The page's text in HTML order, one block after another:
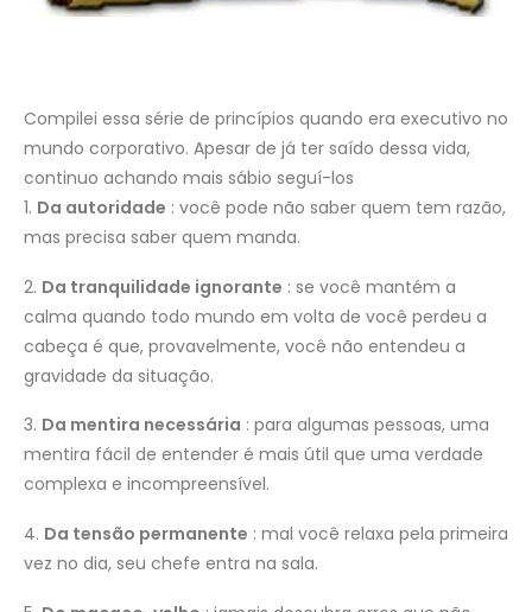
Compilei essa série de princípios quando era executivo no
mundo corporativo. Apesar de já ter saído dessa vida,
continuo achando mais sábio seguí-los
1. Da autoridade : você pode não saber quem tem razão,
mas precisa saber quem manda.
2. Da tranquilidade ignorante : se você mantém a
calma quando todo mundo em volta de você perdeu a
cabeça é que, provavelmente, você não entendeu a
gravidade da situação.
3. Da mentira necessária : para algumas pessoas, uma
mentira fácil de entender é mais útil que uma verdade
complexa e incompreensível.
4. Da tensão permanente : mal você relaxa pela primeira
vez no dia, seu chefe entra na sala.